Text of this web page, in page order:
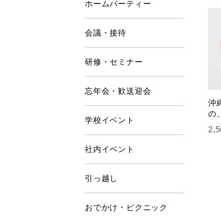
沖
の
ホームパーティー
会議・接待
研修・セミナー
忘年会・歓送迎会
学校イベント
社内イベント
引っ越し
おでかけ・ピクニック